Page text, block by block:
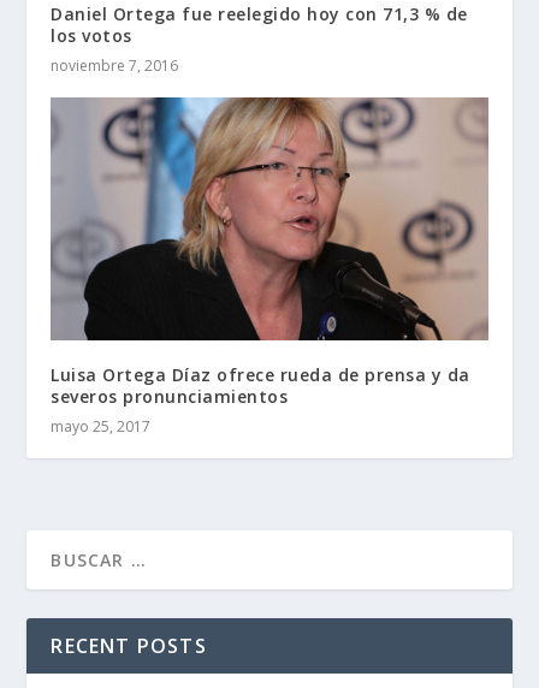
Daniel Ortega fue reelegido hoy con 71,3 % de
los votos
noviembre 7, 2016
Luisa Ortega Díaz ofrece rueda de prensa y da
severos pronunciamientos
mayo 25, 2017
RECENT POSTS